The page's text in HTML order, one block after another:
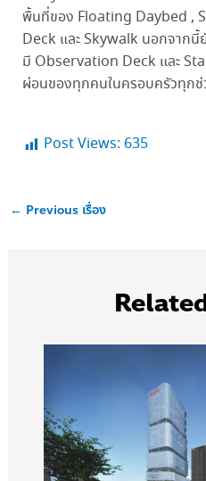
พื้นที่ของ Floating Daybed ,
Deck และ Skywalk นอกจาก
มี Observation Deck และ
ผ่อนของทุกคนในครอบครัวทุกช่
Post Views: 635
← Previous เรื่อง